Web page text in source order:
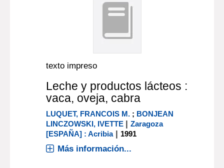
texto impreso
Leche y productos lácteos :
vaca, oveja, cabra
LUQUET, FRANCOIS M. ; BONJEAN
LINCZOWSKI, IVETTE |Zaragoza
[ESPAÑA] : Acribia| 1991
Más información...